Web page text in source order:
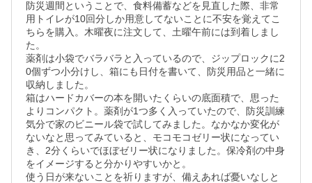
防災週間ということで、食料備蓄などを見直した際、非常
用トイレが10回分しか用意してないことに不安を覚えてこ
ちらを購入。木曜夜に注文して、土曜午前には到着しまし
た。
薬剤は小袋でバラバラと入っているので、ジップロックに2
0個ずつ小分けし、箱にも日付を書いて、防災用品と一緒に
収納しました。
箱はハードカバーの本を開いたくらいの底面積で、思った
よりコンパクト。薬剤が1つ多く入っていたので、防災訓練
気分で家のビニール袋で試してみました。なかなか変化が
ないなと思ってみていると、モコモコゼリー状になってい
き、2分くらいでほぼゼリー状になりました。保冷剤の中身
をイメージすると分かりやすいかと。
使う日が来ないことを祈りますが、備えあれば憂いなしと